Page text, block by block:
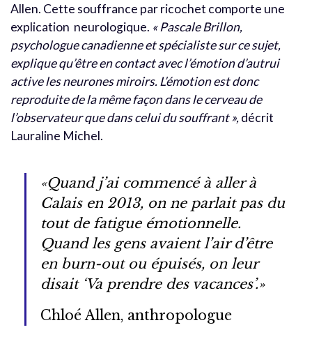
Allen. Cette souffrance par ricochet comporte une
explication neurologique. « Pascale Brillon,
psychologue canadienne et spécialiste sur ce sujet,
explique qu’être en contact avec l’émotion d’autrui
active les neurones miroirs. L’émotion est donc
reproduite de la même façon dans le cerveau de
l’observateur que dans celui du souffrant »,décrit
Lauraline Michel.
«Quand j’ai commencé à aller à
Calais en 2013, on ne parlait pas du
tout de fatigue émotionnelle.
Quand les gens avaient l’air d’être
en burn-out ou épuisés, on leur
disait ‘Va prendre des vacances’.»
Chloé Allen, anthropologue